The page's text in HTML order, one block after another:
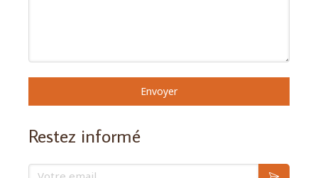
Envoyer
Restez informé
Votre email